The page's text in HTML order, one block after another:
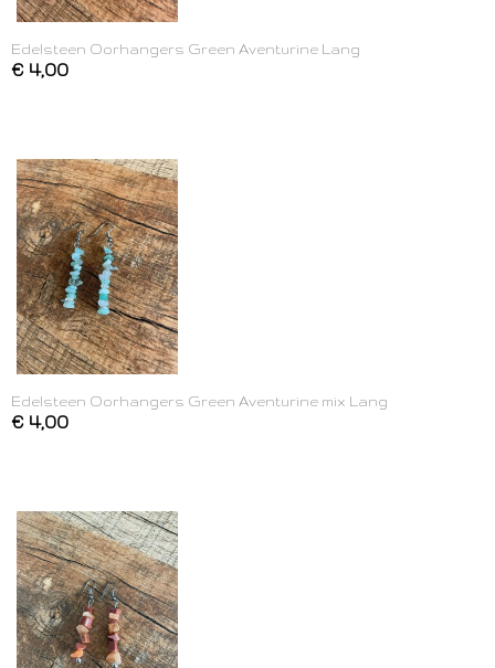
Edelsteen Oorhangers Green Aventurine Lang
€ 4,00
Edelsteen Oorhangers Green Aventurine mix Lang
€ 4,00